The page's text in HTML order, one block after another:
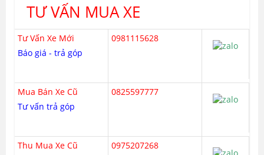
TƯ VẤN MUA XE
Tư Vấn Xe Mới
Báo giá - trả góp
0981115628
Mua Bán Xe Cũ
Tư vấn trả góp
0825597777
Thu Mua Xe Cũ
0975207268